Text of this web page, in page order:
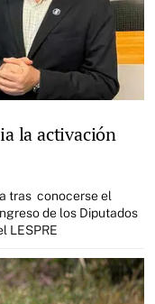
la activación
tras conocerse el
de los Diputados
LESPRE